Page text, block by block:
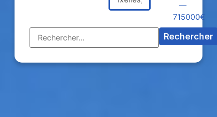
—
715000€
Rechercher